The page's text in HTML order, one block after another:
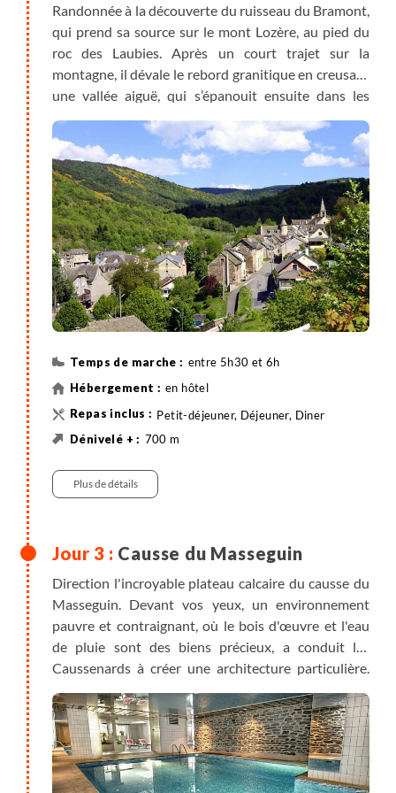
Randonnée à la découverte du ruisseau du Bramont,
qui prend sa source sur le mont Lozère, au pied du
roc des Laubies. Après un court trajet sur la
montagne, il dévale le rebord granitique en creusant
une vallée aiguë, qui s’épanouit ensuite dans les
reliaient les villages de la montagne à ceux de la
vallée.
Découverte également du site des Bondons, vaste
témoin des terrains sédimentaires qui recouvraient
jadis complètement les granites et les schistes des
Cévennes. Ces longues croupes calcaires des
Bondons sont le plus important ensemble
mégalithique régional : plus de 150 menhirs couchés
par le temps et 4 dolmens.
entre 5h30 et 6h
en hôtel
Petit-déjeuner, Déjeuner, Diner
700 m
Randonnée
Plus de détails
Causse du Masseguin
Direction l'incroyable plateau calcaire du causse du
Masseguin. Devant vos yeux, un environnement
pauvre et contraignant, où le bois d'œuvre et l'eau
de pluie sont des biens précieux, a conduit les
Caussenards à créer une architecture particulière.
Apprenez-en plus sur les méthodes de construction
des causses ainsi que sur la vie des bergers d'antan.
Vous passez ensuite par la forêt de Loubière, une des
plus belles sapinières des Cévennes, où le sapin
devenu rare à l'état naturel, a de nouveau été